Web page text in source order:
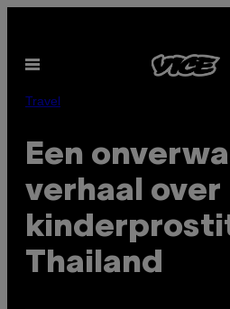
de
inhoud
Open
Travel
Een
verhaal over
Thailand